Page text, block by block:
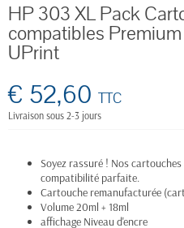
HP 303 XL Pack
compatibles
UPrint
€ 52,60 TTC
Livraison sous 2-3 jours
Soyez rassuré ! Nos
compatibilité parfaite.
Cartouche remanufacturée
Volume 20ml + 18ml
affichage Niveau d'encre